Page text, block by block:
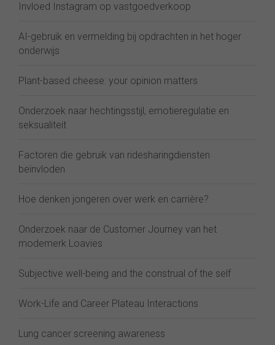
Invloed Instagram op vastgoedverkoop
AI-gebruik en vermelding bij opdrachten in het hoger
onderwijs
Plant-based cheese: your opinion matters
Onderzoek naar hechtingsstijl, emotieregulatie en
seksualiteit
Factoren die gebruik van ridesharingdiensten
beïnvloden
Hoe denken jongeren over werk en carrière?
Onderzoek naar de Customer Journey van het
modemerk Loavies
Subjective well-being and the construal of the self
Work-Life and Career Plateau Interactions
Lung cancer screening awareness